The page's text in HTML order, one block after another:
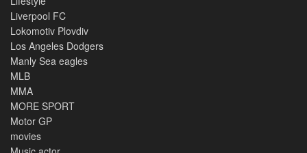
Liverpool FC
Lokomotiv Plovdiv
Los Angeles Dodgers
Manly Sea eagles
MLB
MMA
MORE SPORT
Motor GP
movies